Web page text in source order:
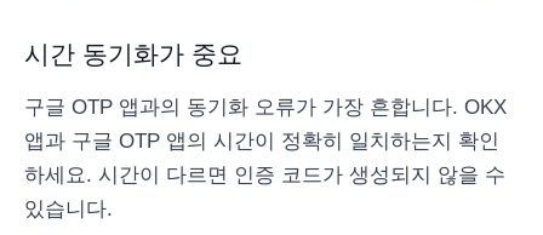
시간 동기화가 중요
구글 OTP 앱과의 동기화 오류가 가장 흔합니다. OKX
앱과 구글 OTP 앱의 시간이 정확히 일치하는지 확인
하세요. 시간이 다르면 인증 코드가 생성되지 않을 수
있습니다.